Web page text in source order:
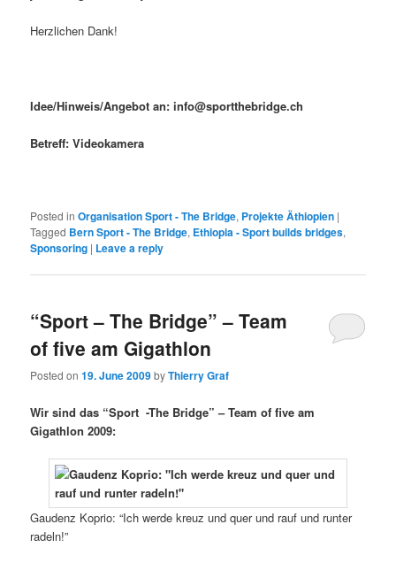
Herzlichen Dank!
Idee/Hinweis/Angebot an: info@sportthebridge.ch
Betreff: Videokamera
Posted in Organisation Sport - The Bridge, Projekte Äthiopien |
Tagged Bern Sport - The Bridge, Ethiopia - Sport builds bridges,
Sponsoring | Leave a reply
“Sport – The Bridge” – Team
of five am Gigathlon
Posted on19. June 2009byThierry Graf
Wir sind das “Sport -The Bridge” – Team of five am
Gigathlon 2009:
Gaudenz Koprio: “Ich werde kreuz und quer und rauf und runter
radeln!”